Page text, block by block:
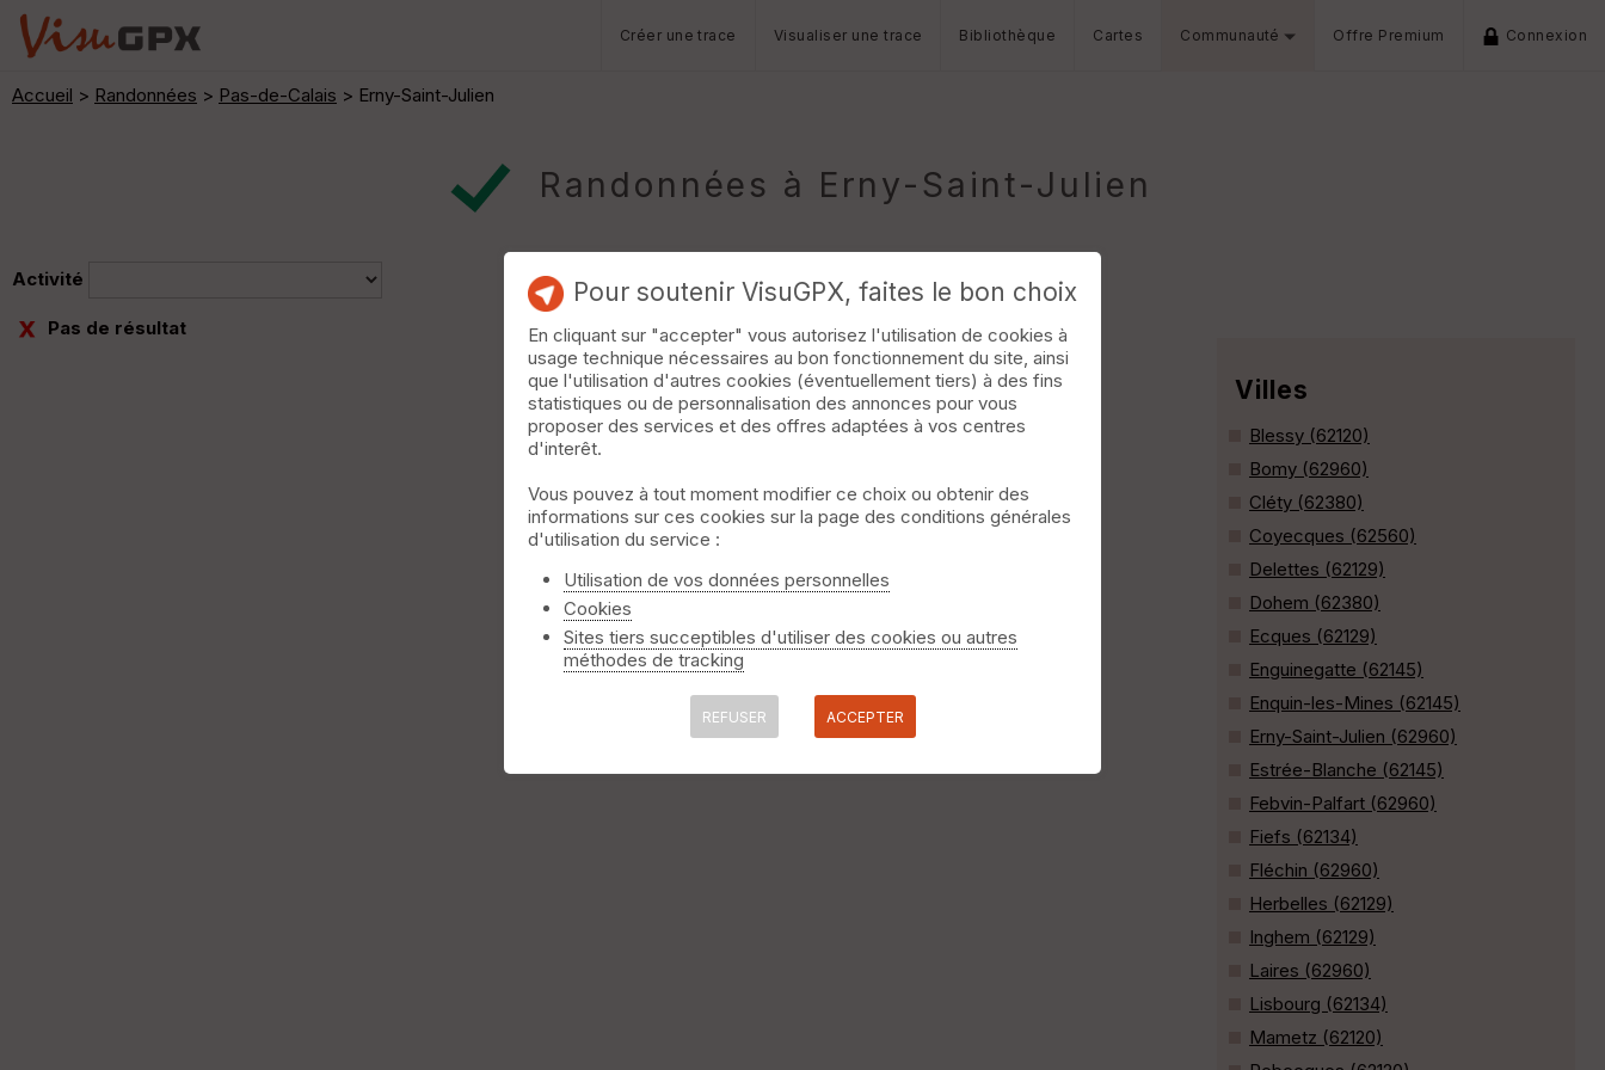
Créer une trace Visualiser une trace Bibliothèque Cartes Communauté Offre Premium Connexion
Accueil > Randonnées > Pas-de-Calais > Erny-Saint-Julien
Randonnées à Erny-Saint-Julien
Activité
Pas de résultat
Villes
Blessy (62120)
Bomy (62960)
Cléty (62380)
Coyecques (62560)
Delettes (62129)
Dohem (62380)
Ecques (62129)
Enguinegatte (62145)
Enquin-les-Mines (62145)
Erny-Saint-Julien (62960)
Estrée-Blanche (62145)
Febvin-Palfart (62960)
Fiefs (62134)
Fléchin (62960)
Herbelles (62129)
Inghem (62129)
Laires (62960)
Lisbourg (62134)
Mametz (62120)
Pour soutenir VisuGPX, faites le bon choix
En cliquant sur "accepter" vous autorisez l'utilisation de cookies à
usage technique nécessaires au bon fonctionnement du site, ainsi
que l'utilisation d'autres cookies (éventuellement tiers) à des fins
statistiques ou de personnalisation des annonces pour vous
proposer des services et des offres adaptées à vos centres
d'interêt.
Vous pouvez à tout moment modifier ce choix ou obtenir des
informations sur ces cookies sur la page des conditions générales
d'utilisation du service :
Utilisation de vos données personnelles
Cookies
Sites tiers succeptibles d'utiliser des cookies ou autres
méthodes de tracking
REFUSER ACCEPTER